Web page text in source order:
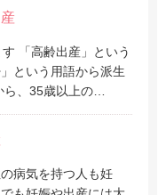
「高齢出産」という
という用語から派生
、35歳以上の…
病気を持つ人も妊